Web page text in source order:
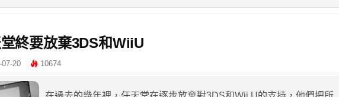
終要放棄3DS和WiiU
07-20 10674